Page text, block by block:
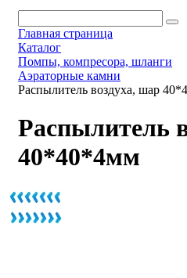
Главная страница
Каталог
Помпы, компресора, шланги
Аэраторные камни
Распылитель воздуха, шар
Распылитель
40*40*4мм